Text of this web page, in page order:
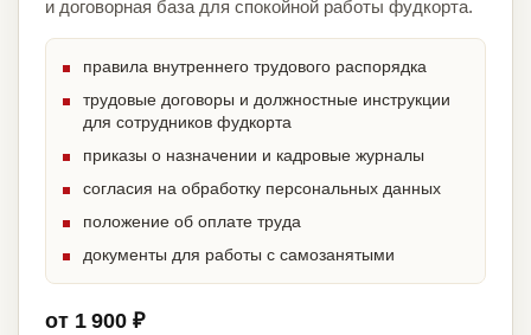
и договорная база для спокойной работы фудкорта.
правила внутреннего трудового распорядка
трудовые договоры и должностные инструкции
для сотрудников фудкорта
приказы о назначении и кадровые журналы
согласия на обработку персональных данных
положение об оплате труда
документы для работы с самозанятыми
от 1 900 ₽